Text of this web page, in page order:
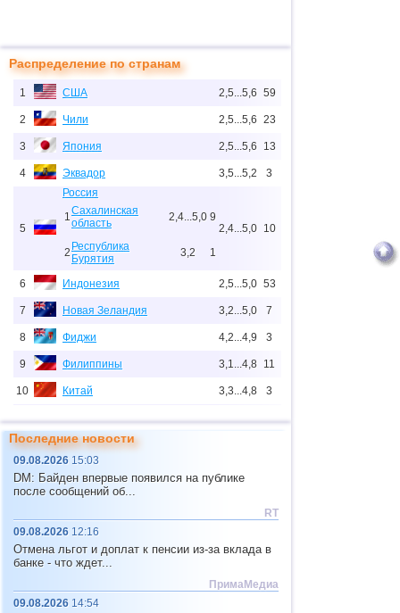
Распределение по странам
1 США 2,5...5,6 59
2 Чили 2,5...5,6 23
3 Япония 2,5...5,6 13
4 Эквадор 3,5...5,2 3
5
Россия
1Сахалинская
область
2,4...5,0 9
2 Республика
Бурятия
3,2 1
2,4...5,0 10
6 Индонезия 2,5...5,0 53
7 Новая Зеландия 3,2...5,0 7
8 Фиджи 4,2...4,9 3
9 Филиппины 3,1...4,8 11
10 Китай 3,3...4,8 3
12 Тихоокеан.поднятие (восток)
13 4,6...4,7
14 Аргентина
15 Соломоновы о.
16 Вануату 4,6 1
4,5
18 Пакистан
Последние новости
09.08.2026 15:03
DM: Байден впервые появился на публике
после сообщений об...
RT
09.08.2026 12:16
Отмена льгот и доплат к пенсии из-за вклада в
банке - что ждет...
ПримаМедиа
09.08.2026 14:54